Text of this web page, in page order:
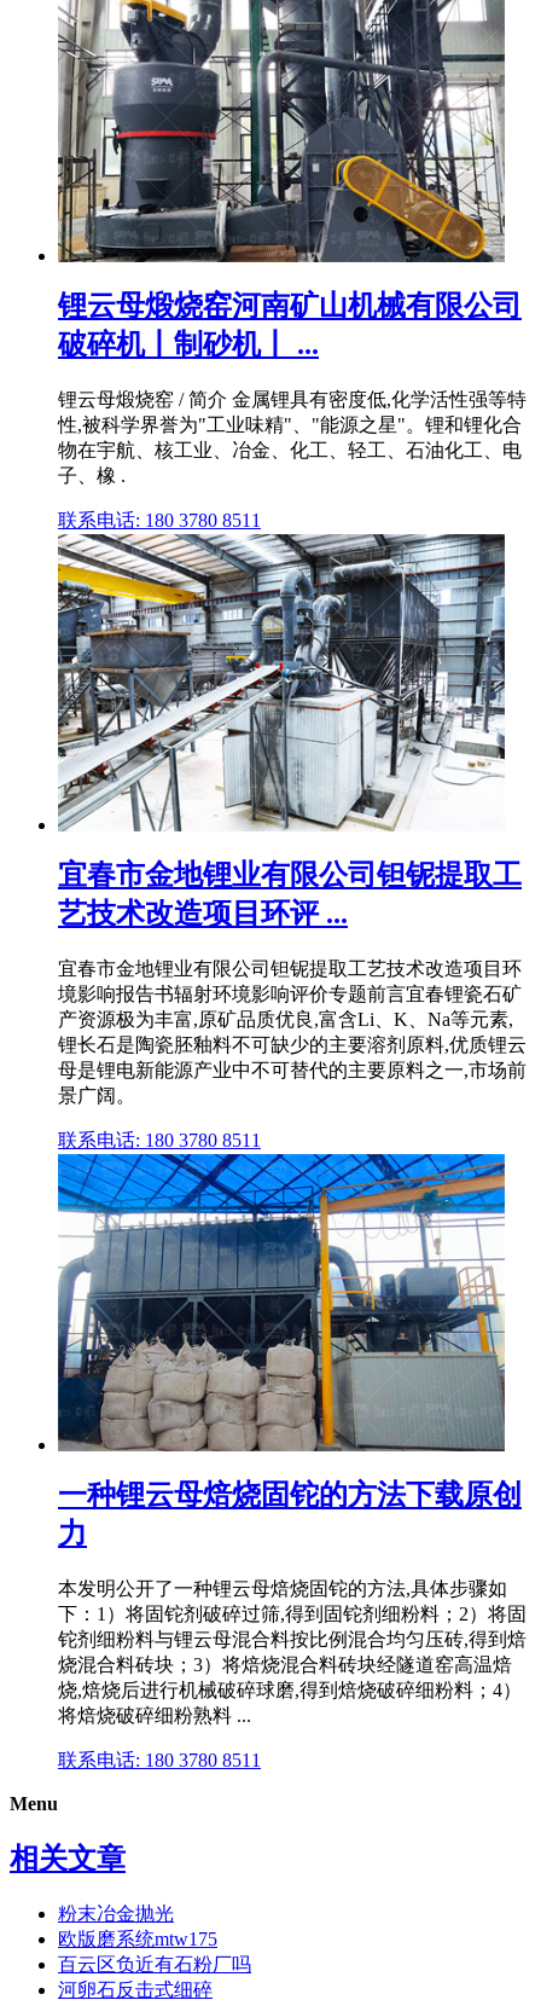
锂云母煅烧窑河南矿山机械有限公司
破碎机丨制砂机丨 ...
锂云母煅烧窑 / 简介 金属锂具有密度低,化学活性强等特
性,被科学界誉为"工业味精"、"能源之星"。锂和锂化合
物在宇航、核工业、冶金、化工、轻工、石油化工、电
子、橡 .
联系电话: 180 3780 8511
宜春市金地锂业有限公司钽铌提取工
艺技术改造项目环评 ...
宜春市金地锂业有限公司钽铌提取工艺技术改造项目环
境影响报告书辐射环境影响评价专题前言宜春锂瓷石矿
产资源极为丰富,原矿品质优良,富含Li、K、Na等元素,
锂长石是陶瓷胚釉料不可缺少的主要溶剂原料,优质锂云
母是锂电新能源产业中不可替代的主要原料之一,市场前
景广阔。
联系电话: 180 3780 8511
一种锂云母焙烧固铊的方法下载原创
力
本发明公开了一种锂云母焙烧固铊的方法,具体步骤如
下：1）将固铊剂破碎过筛,得到固铊剂细粉料；2）将固
铊剂细粉料与锂云母混合料按比例混合均匀压砖,得到焙
烧混合料砖块；3）将焙烧混合料砖块经隧道窑高温焙
烧,焙烧后进行机械破碎球磨,得到焙烧破碎细粉料；4）
将焙烧破碎细粉熟料 ...
联系电话: 180 3780 8511
Menu
相关文章
粉末冶金抛光
欧版磨系统mtw175
百云区负近有石粉厂吗
河卵石反击式细碎